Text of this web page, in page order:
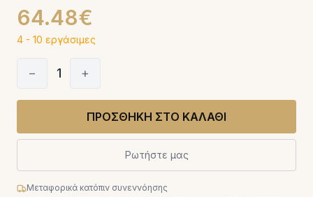
64.48€
4 - 10 εργάσιμες
− 1 +
ΠΡΟΣΘΗΚΗ ΣΤΟ ΚΑΛΑΘΙ
Ρωτήστε μας
Μεταφορικά κατόπιν συνεννόησης